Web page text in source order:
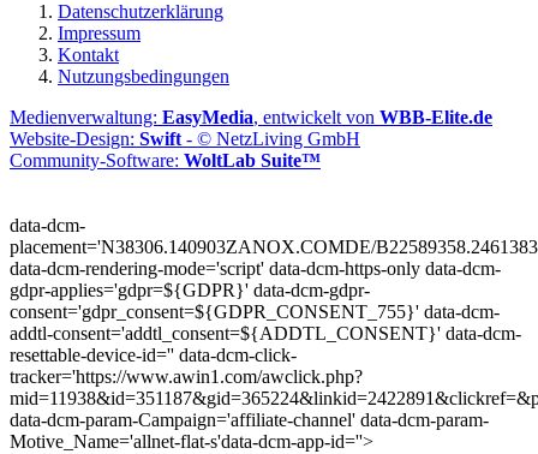
Datenschutzerklärung
Impressum
Kontakt
Nutzungsbedingungen
Medienverwaltung: EasyMedia, entwickelt von WBB-Elite.de
Website-Design: Swift - © NetzLiving GmbH
Community-Software: WoltLab Suite™
data-dcm-
placement='N38306.140903ZANOX.COMDE/
data-dcm-rendering-mode='script' data-dcm-https-only data-dcm-
gdpr-applies='gdpr=${GDPR}' data-dcm-gdpr-
consent='gdpr_consent=${GDPR_CONSENT_755}' data-dcm-
addtl-consent='addtl_consent=${ADDTL_CONSENT}' data-dcm-
resettable-device-id='' data-dcm-click-
tracker='https://www.awin1.com/awclick.php?
data-dcm-param-Campaign='affiliate-channel' data-dcm-param-
Motive_Name='allnet-flat-s'data-dcm-app-id=''>